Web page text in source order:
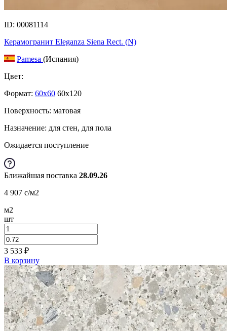
ID: 00081114
Керамогранит Eleganza Siena Rect. (N)
Pamesa (Испания)
Цвет:
Формат: 60x60 60x120
Поверхность: матовая
Назначение: для стен, для пола
Ожидается поступление
Ближайшая поставка 28.09.26
4 907 c/м2
м2
шт
3 533 ₽
В корзину